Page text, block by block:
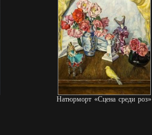
Натюрморт «Сцена среди роз»